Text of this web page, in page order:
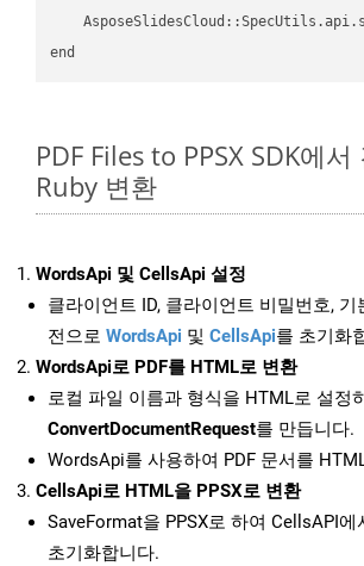
PDF Files to PPSX SDK에
Ruby 변환
WordsApi 및 CellsApi 설정
클라이언트 ID, 클라이언트 비밀번호, 기
전으로 WordsApi 및 CellsApi를 초기화
WordsApi로 PDF를 HTML로 변환
로컬 파일 이름과 형식을 HTML로 설정
ConvertDocumentRequest를 만듭니다.
WordsApi를 사용하여 PDF 문서를
CellsApi로 HTML을 PPSX로 변환
SaveFormat을 PPSX로 하여 CellsAPI에
초기화합니다.